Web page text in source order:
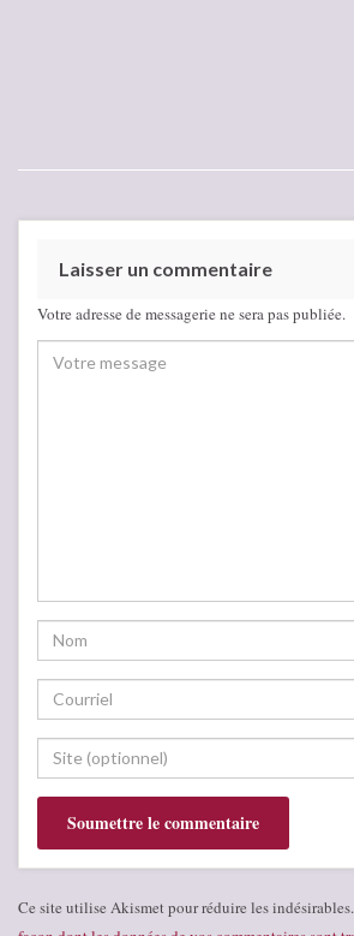
Laisser un commentaire
Votre adresse de messagerie ne sera pas publiée.
Ce site utilise Akismet pour réduire les indésirables.